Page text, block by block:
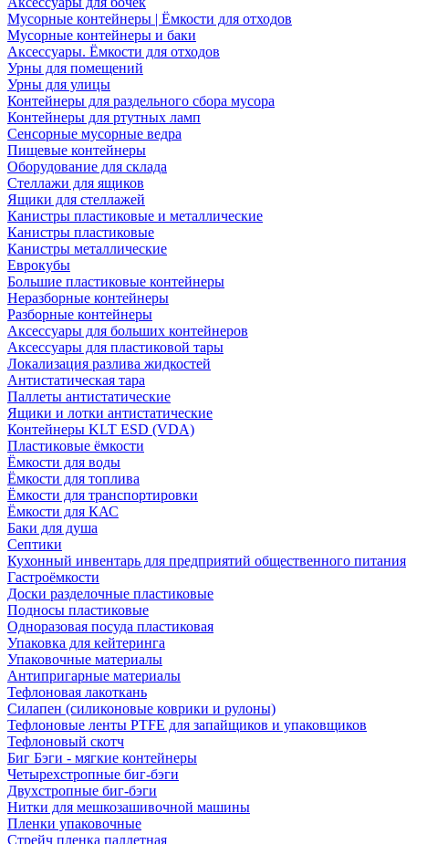
Мусорные контейнеры | Ёмкости для отходов
Мусорные контейнеры и баки
Аксессуары. Ёмкости для отходов
Урны для помещений
Урны для улицы
Контейнеры для раздельного сбора мусора
Контейнеры для ртутных ламп
Сенсорные мусорные ведра
Пищевые контейнеры
Оборудование для склада
Стеллажи для ящиков
Ящики для стеллажей
Канистры пластиковые и металлические
Канистры пластиковые
Канистры металлические
Еврокубы
Большие пластиковые контейнеры
Неразборные контейнеры
Разборные контейнеры
Аксессуары для больших контейнеров
Аксессуары для пластиковой тары
Локализация разлива жидкостей
Антистатическая тара
Паллеты антистатические
Ящики и лотки антистатические
Контейнеры KLT ESD (VDA)
Пластиковые ёмкости
Ёмкости для воды
Ёмкости для топлива
Ёмкости для транспортировки
Ёмкости для КАС
Баки для душа
Септики
Кухонный инвентарь для предприятий общественного питания
Гастроёмкости
Доски разделочные пластиковые
Подносы пластиковые
Одноразовая посуда пластиковая
Упаковка для кейтеринга
Упаковочные материалы
Антипригарные материалы
Тефлоновая лакоткань
Силапен (силиконовые коврики и рулоны)
Тефлоновые ленты PTFE для запайщиков и упаковщиков
Тефлоновый скотч
Биг Бэги - мягкие контейнеры
Четырехстропные биг-бэги
Двухстропные биг-бэги
Нитки для мешкозашивочной машины
Пленки упаковочные
Стрейч пленка паллетная